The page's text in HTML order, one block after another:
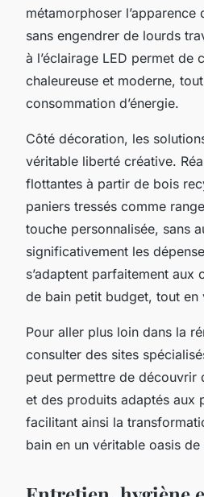
métamorphoser l’apparence
sans engendrer de lourds
à l’éclairage LED permet de
chaleureuse et moderne,
consommation d’énergie.
Côté décoration, les
véritable liberté créative.
flottantes à partir de bois
paniers tressés comme
touche personnalisée, sans
significativement les
s’adaptent parfaitement aux
de bain petit budget, tout en
Pour aller plus loin dans la
consulter des sites
peut permettre de découvrir
et des produits adaptés aux
facilitant ainsi la
bain en un véritable oasis